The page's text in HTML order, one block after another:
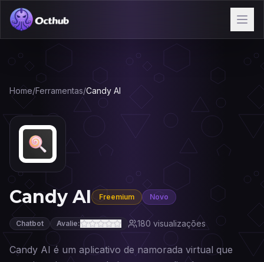
Home/Ferramentas/Candy AI
Candy AI Freemium Novo
Chatbot Avalie: 180 visualizações
Candy AI é um aplicativo de namorada virtual que